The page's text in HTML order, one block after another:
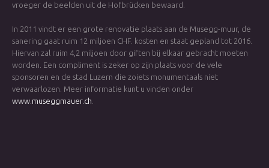
vroeger de beelden uit de Hofbrücken bewaard.
In 2011 vindt er een grote renovatie plaats aan de Musegg-muur, de
sanering gaat ruim 12 miljoen CHF. kosten en staat gepland tot 2016.
Hiervan zal ruim 4,2 miljoen door giften bij elkaar gebracht moeten
worden. Een compliment is zeker op zijn plaats voor de vele
sponsoren en de stad Luzern die zoiets monumentaals niet
verwaarlozen. Meer informatie kunt u vinden onder
www.museggmauer.ch